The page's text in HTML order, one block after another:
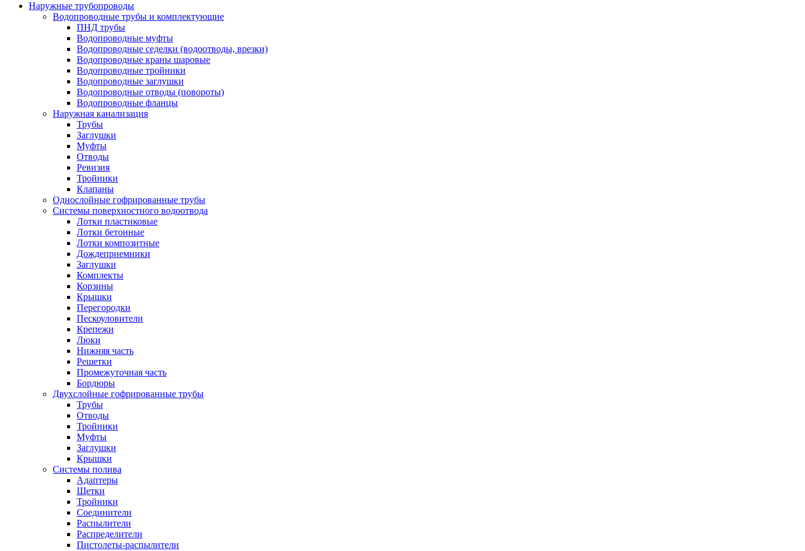
Наружные трубопроводы
Водопроводные трубы и комплектующие
ПНД трубы
Водопроводные муфты
Водопроводные седелки (водоотводы, врезки)
Водопроводные краны шаровые
Водопроводные тройники
Водопроводные заглушки
Водопроводные отводы (повороты)
Водопроводные фланцы
Наружная канализация
Трубы
Заглушки
Муфты
Отводы
Ревизия
Тройники
Клапаны
Однослойные гофрированные трубы
Системы поверхностного водоотвода
Лотки пластиковые
Лотки бетонные
Лотки композитные
Дождеприемники
Заглушки
Комплекты
Корзины
Крышки
Перегородки
Пескоуловители
Крепежи
Люки
Нижняя часть
Решетки
Промежуточная часть
Бордюры
Двухслойные гофрированные трубы
Трубы
Отводы
Тройники
Муфты
Заглушки
Крышки
Системы полива
Адаптеры
Щетки
Тройники
Соединители
Распылители
Распределители
Пистолеты-распылители